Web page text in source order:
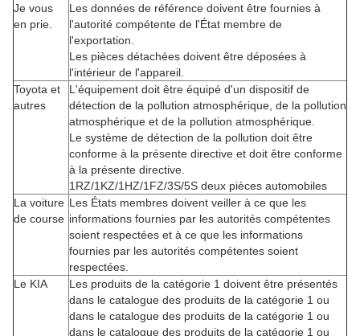
Je vous
en prie.
Les données de référence doivent être fournies à
l'autorité compétente de l'État membre de
l'exportation.
Les pièces détachées doivent être déposées à
l'intérieur de l'appareil.
Toyota et
autres
L'équipement doit être équipé d'un dispositif de
détection de la pollution atmosphérique, de la pollution
atmosphérique et de la pollution atmosphérique.
Le système de détection de la pollution doit être
conforme à la présente directive et doit être conforme
à la présente directive.
1RZ/1KZ/1HZ/1FZ/3S/5S deux pièces automobiles
La voiture
de course
Les États membres doivent veiller à ce que les
informations fournies par les autorités compétentes
soient respectées et à ce que les informations
fournies par les autorités compétentes soient
respectées.
Le KIA
Les produits de la catégorie 1 doivent être présentés
dans le catalogue des produits de la catégorie 1 ou
dans le catalogue des produits de la catégorie 1 ou
dans le catalogue des produits de la catégorie 1 ou